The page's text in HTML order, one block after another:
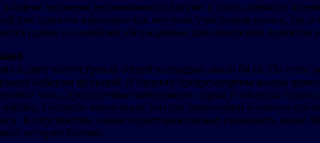
влияние на рынок недвижимости Батуми и стать одним из
уже привлек внимание как местных участников рынка, так
одним из наиболее обсуждаемых девелоперских проектов
и двух полуостровов общей площадью около 84 га. По
набором функций. В проекте предусмотрены жилые
зоны, прогулочные набережные, парки и объекты отдыха.
Согласно концепции, внутри территории планируется
В перспективе новая территория сможет принимать более
истории Батуми.